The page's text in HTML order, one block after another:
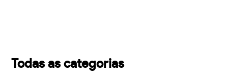
Todas as categorias